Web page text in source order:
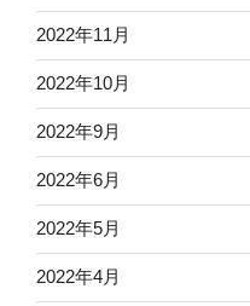
2022年11月
2022年10月
2022年9月
2022年6月
2022年5月
2022年4月